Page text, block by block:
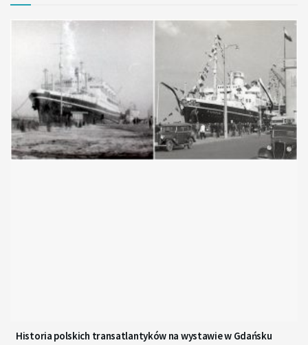
Historia polskich transatlantyków na wystawie w Gdańsku